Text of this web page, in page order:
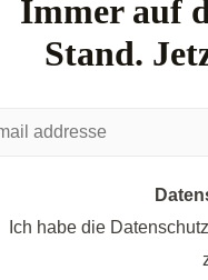
Immer auf
Stand.
Ich habe die